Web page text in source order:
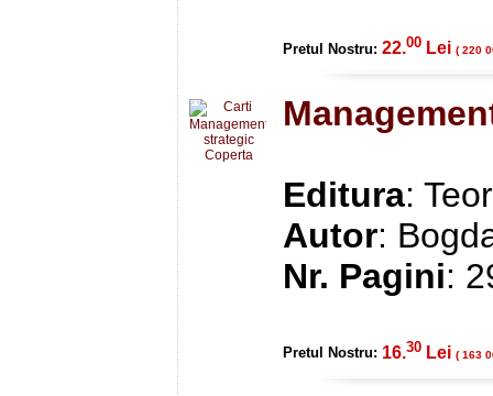
Pretul Nostru: 22.00 Lei ( 220
Editura:
Autor:
Nr. Pagini:
Pretul Nostru: 16.30 Lei ( 163